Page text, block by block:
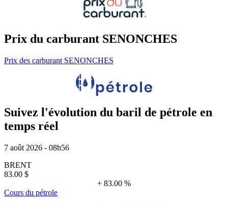
Prix du carburant SENONCHES
Prix des carburant SENONCHES
Suivez l'évolution du baril de pétrole en
temps réel
7 août 2026 - 08h56
BRENT
83.00 $
+ 83.00 %
Cours du pétrole